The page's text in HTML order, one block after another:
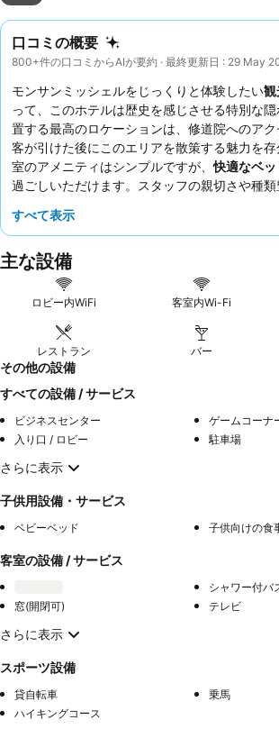
口コミの概要
800+件の口コミからAIが要約 · 最終更新日 : 29 May
モンサンミッシェルをじっくりと体験したい観
って、このホテルは歴史を感じさせる特別な
置する最高のロケーションは、修道院へのア
客が引けた後にこのエリアを散策する魅力を
室のアメニティはシンプルですが、快適なベッ
過ごしいただけます。スタッフの親切さや種
は、素晴らしい景色が楽しめる
すべて表示
主な設備
ロビー内WiFi 客室内Wi-Fi
レストラン バー
その他の設備
すべての設備 / サービス
ビジネスセンター
ゲームコーナ
入り口 / ロビー
駐車場
さらに表示
子供用設備・サービス
ベビーベッド 子供向けの食
客室の設備 / サービス
シャワー付バ
窓(開閉可)
テレビ
さらに表示
スポーツ設備
貸自転車
乗馬
ハイキングコース